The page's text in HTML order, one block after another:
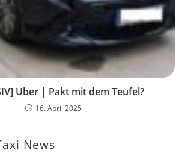
Uber | Pakt mit dem Teufel?
16. April 2025
News